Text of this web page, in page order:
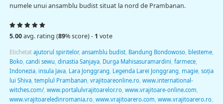
numele unui ansamblu budist situat la nord de Prambanan.
5.00avg. rating (89% score) - 1 vote
Etichetat ajutorul spiritelor, ansamblu budist, Bandung Bondowoso, blesteme,
Boko, candi sewu, dinastia Sanjaya, Durga Mahisasuramardini, farmece,
Indonezia, insula Java, Lara Jonggrang, Legenda Larei Jonggrang, magie, soția
lui Shiva, templul Prambanan, vrajitoareonline.ro, www.international-
witches.com/, www.portalulvrajitoarelor.ro, www.vrajitoare-online.com,
www.vrajitoareledinromania.ro, www.vrajitoarero.com, www.vrajitoarero.ro,